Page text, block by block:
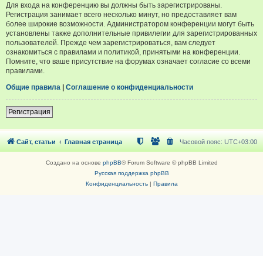
Для входа на конференцию вы должны быть зарегистрированы.
Регистрация занимает всего несколько минут, но предоставляет вам
более широкие возможности. Администратором конференции могут быть
установлены также дополнительные привилегии для зарегистрированных
пользователей. Прежде чем зарегистрироваться, вам следует
ознакомиться с правилами и политикой, принятыми на конференции.
Помните, что ваше присутствие на форумах означает согласие со всеми
правилами.
Общие правила | Соглашение о конфиденциальности
Регистрация
Сайт, статьи Главная страница Часовой пояс: UTC+03:00
Создано на основе phpBB® Forum Software © phpBB Limited
Русская поддержка phpBB
Конфиденциальность| Правила